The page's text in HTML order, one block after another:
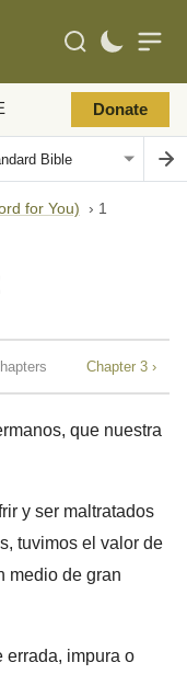
Donate
for You) › 1
Chapter 3 ›
que nuestra
y ser maltratados
tuvimos el valor de
medio de gran
errada, impura o